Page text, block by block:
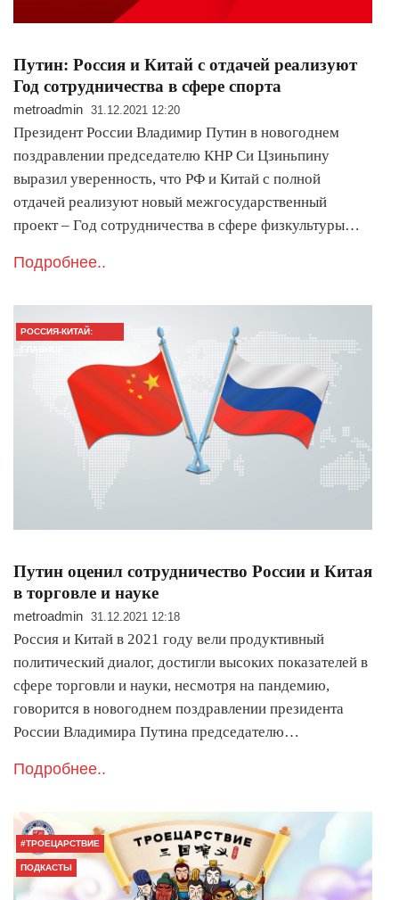
Путин: Россия и Китай с отдачей реализуют
Год сотрудничества в сфере спорта
metroadmin 31.12.2021 12:20
Президент России Владимир Путин в новогоднем
поздравлении председателю КНР Си Цзиньпину
выразил уверенность, что РФ и Китай с полной
отдачей реализуют новый межгосударственный
проект – Год сотрудничества в сфере физкультуры…
Подробнее..
РОССИЯ-КИТАЙ:
ГЛАВНОЕ
Путин оценил сотрудничество России и Китая
в торговле и науке
metroadmin 31.12.2021 12:18
Россия и Китай в 2021 году вели продуктивный
политический диалог, достигли высоких показателей в
сфере торговли и науки, несмотря на пандемию,
говорится в новогоднем поздравлении президента
России Владимира Путина председателю…
Подробнее..
#ТРОЕЦАРСТВИЕ
ПОДКАСТЫ